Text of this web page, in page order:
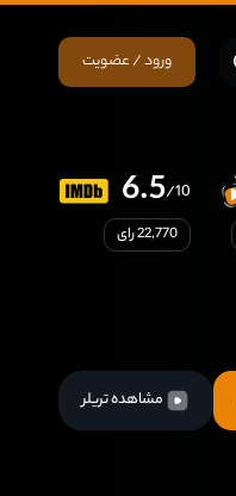
ورود / عضویت
6.5/10
22,770 رای
مشاهده تریلر